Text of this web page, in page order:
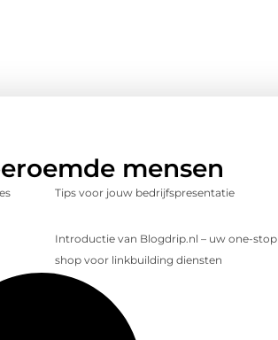
mensen
Tips voor jouw bedrijfspresentatie
Introductie van Blogdrip.nl – uw one-stop
shop voor linkbuilding diensten